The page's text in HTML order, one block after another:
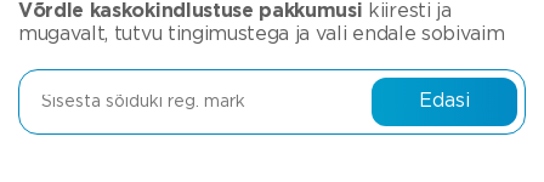
Võrdle kaskokindlustuse pakkumusi kiiresti ja
mugavalt, tutvu tingimustega ja vali endale sobivaim
Edasi